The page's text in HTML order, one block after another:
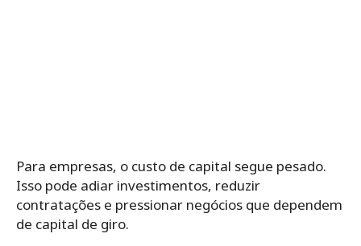
Para empresas, o custo de capital segue pesado.
Isso pode adiar investimentos, reduzir
contratações e pressionar negócios que dependem
de capital de giro.